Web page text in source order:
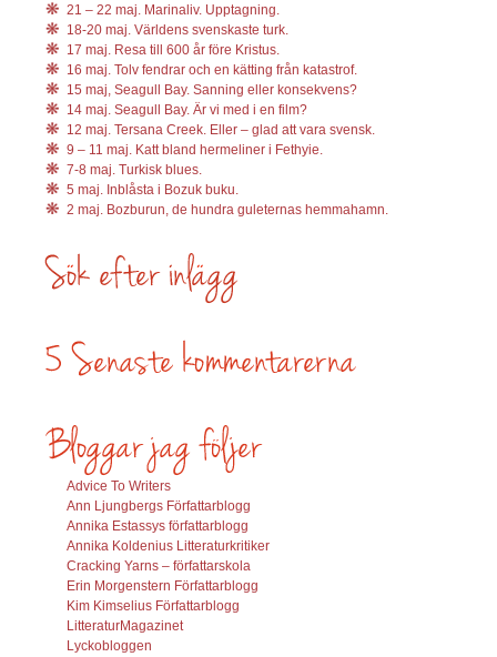
21 – 22 maj. Marinaliv. Upptagning.
18-20 maj. Världens svenskaste turk.
17 maj. Resa till 600 år före Kristus.
16 maj. Tolv fendrar och en kätting från katastrof.
15 maj, Seagull Bay. Sanning eller konsekvens?
14 maj. Seagull Bay. Är vi med i en film?
12 maj. Tersana Creek. Eller – glad att vara svensk.
9 – 11 maj. Katt bland hermeliner i Fethyie.
7-8 maj. Turkisk blues.
5 maj. Inblåsta i Bozuk buku.
2 maj. Bozburun, de hundra guleternas hemmahamn.
Advice To Writers
Ann Ljungbergs Författarblogg
Annika Estassys författarblogg
Annika Koldenius Litteraturkritiker
Cracking Yarns – författarskola
Erin Morgenstern Författarblogg
Kim Kimselius Författarblogg
LitteraturMagazinet
Lyckobloggen